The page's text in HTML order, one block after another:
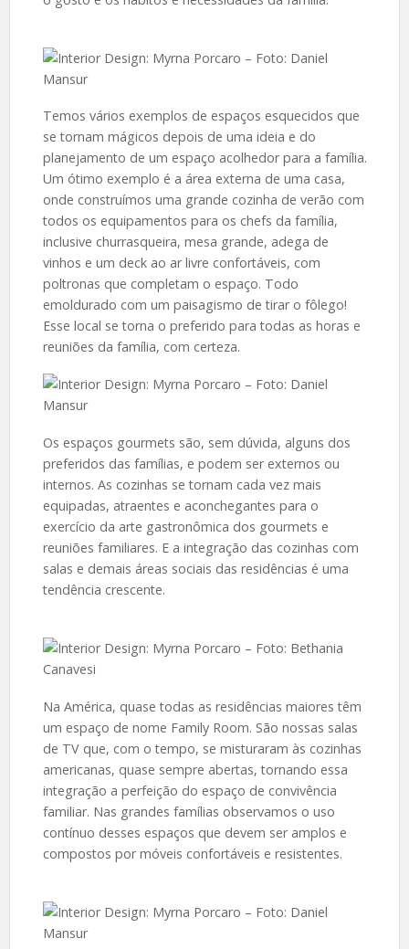
Temos vários exemplos de espaços esquecidos que
se tornam mágicos depois de uma ideia e do
planejamento de um espaço acolhedor para a família.
Um ótimo exemplo é a área externa de uma casa,
onde construímos uma grande cozinha de verão com
todos os equipamentos para os chefs da família,
inclusive churrasqueira, mesa grande, adega de
vinhos e um deck ao ar livre confortáveis, com
poltronas que completam o espaço. Todo
emoldurado com um paisagismo de tirar o fôlego!
Esse local se torna o preferido para todas as horas e
reuniões da família, com certeza.
Os espaços gourmets são, sem dúvida, alguns dos
preferidos das famílias, e podem ser externos ou
internos. As cozinhas se tornam cada vez mais
equipadas, atraentes e aconchegantes para o
exercício da arte gastronômica dos gourmets e
reuniões familiares. E a integração das cozinhas com
salas e demais áreas sociais das residências é uma
tendência crescente.
Na América, quase todas as residências maiores têm
um espaço de nome Family Room. São nossas salas
de TV que, com o tempo, se misturaram às cozinhas
americanas, quase sempre abertas, tornando essa
integração a perfeição do espaço de convivência
familiar. Nas grandes famílias observamos o uso
contínuo desses espaços que devem ser amplos e
compostos por móveis confortáveis e resistentes.